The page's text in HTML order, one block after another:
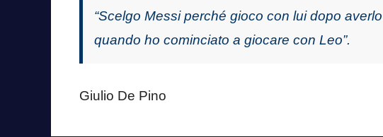
“Scelgo Messi perché gioco con lui dopo
quando ho cominciato a giocare con Leo”.
Giulio De Pino